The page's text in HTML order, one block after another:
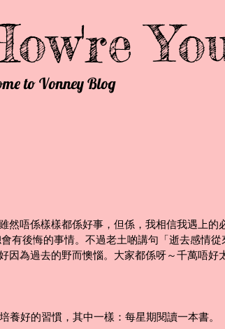
to Vonney Blog
然唔係樣樣都係好事，但係，我相信我遇上的
有後悔的事情。不過老土啲講句「逝去感情
因為過去的野而懊惱。大家都係呀～千萬唔好
養好的習慣，其中一樣：每星期閱讀一本書。